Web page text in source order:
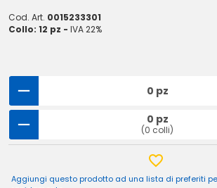
Cod. Art. 0015233301
Collo: 12 pz - IVA 22%
0 pz
0 pz
(0 colli)
Aggiungi questo prodotto ad una lista di preferiti